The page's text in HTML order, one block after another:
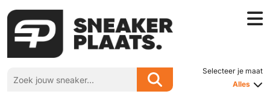
Selecteer je maat
Alles